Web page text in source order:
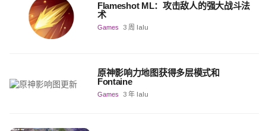
Flameshot ML：攻击敌人的强大战斗法
术
Games 3 周 lalu
原神影响力地图获得多层模式和
Fontaine
Games 3 年 lalu